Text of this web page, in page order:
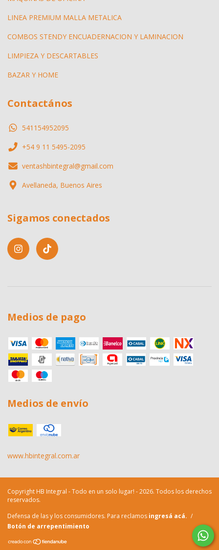
LINEA PREMIUM MALLA METALICA
COMBOS STENDY ENCUADERNACION Y LAMINACION
LIMPIEZA Y DESCARTABLES
BAZAR Y HOME
Contactános
541154952095
+54 9 11 5495-2095
ventashbintegral@gmail.com
Avellaneda, Buenos Aires
Sigamos conectados
Medios de pago
Medios de envío
www.hbintegral.com.ar
Copyright HB Integral - Todo en un solo lugar! - 2026. Todos los derechos
reservados.
Defensa de las y los consumidores. Para reclamos ingresá acá. /
Botón de arrepentimiento